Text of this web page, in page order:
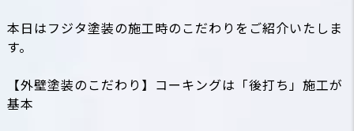
本日はフジタ塗装の施工時のこだわりをご紹介いたしま
す。
【外壁塗装のこだわり】コーキングは「後打ち」施工が
基本